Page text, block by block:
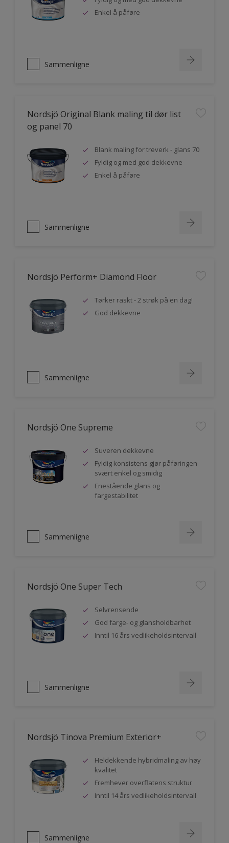
Enkel å påføre
Sammenligne
Nordsjö Original Blank maling til dør list
og panel 70
Blank maling for treverk - glans 70
Fyldig og med god dekkevne
Enkel å påføre
Sammenligne
Nordsjö Perform+ Diamond Floor
Tørker raskt - 2 strøk på en dag!
God dekkevne
Sammenligne
Nordsjö One Supreme
Suveren dekkevne
Fyldig konsistens gjør påføringen
svært enkel og smidig
Enestående glans og
fargestabilitet
Sammenligne
Nordsjö One Super Tech
Selvrensende
God farge- og glansholdbarhet
Inntil 16 års vedlikeholdsintervall
Sammenligne
Nordsjö Tinova Premium Exterior+
Heldekkende hybridmaling av høy
kvalitet
Fremhever overflatens struktur
Inntil 14 års vedlikeholdsintervall
Sammenligne